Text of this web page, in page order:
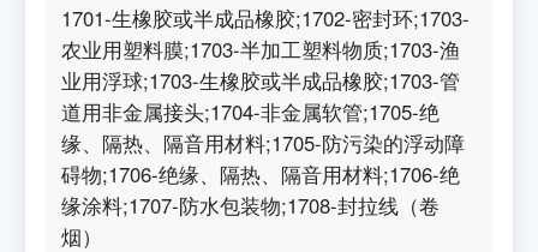
1701-生橡胶或半成品橡胶;1702-密封环;1703-
农业用塑料膜;1703-半加工塑料物质;1703-渔
业用浮球;1703-生橡胶或半成品橡胶;1703-管
道用非金属接头;1704-非金属软管;1705-绝
缘、隔热、隔音用材料;1705-防污染的浮动障
碍物;1706-绝缘、隔热、隔音用材料;1706-绝
缘涂料;1707-防水包装物;1708-封拉线（卷
烟）